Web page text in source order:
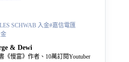
SCHWAB 入金#嘉信電匯
& Dewi
《慢富》作者、10萬訂閱Youtuber